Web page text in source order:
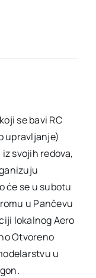
se bavi RC
upravljanje)
svojih redova,
će se u subotu
u Pančevu
lokalnog Aero
Otvoreno
u